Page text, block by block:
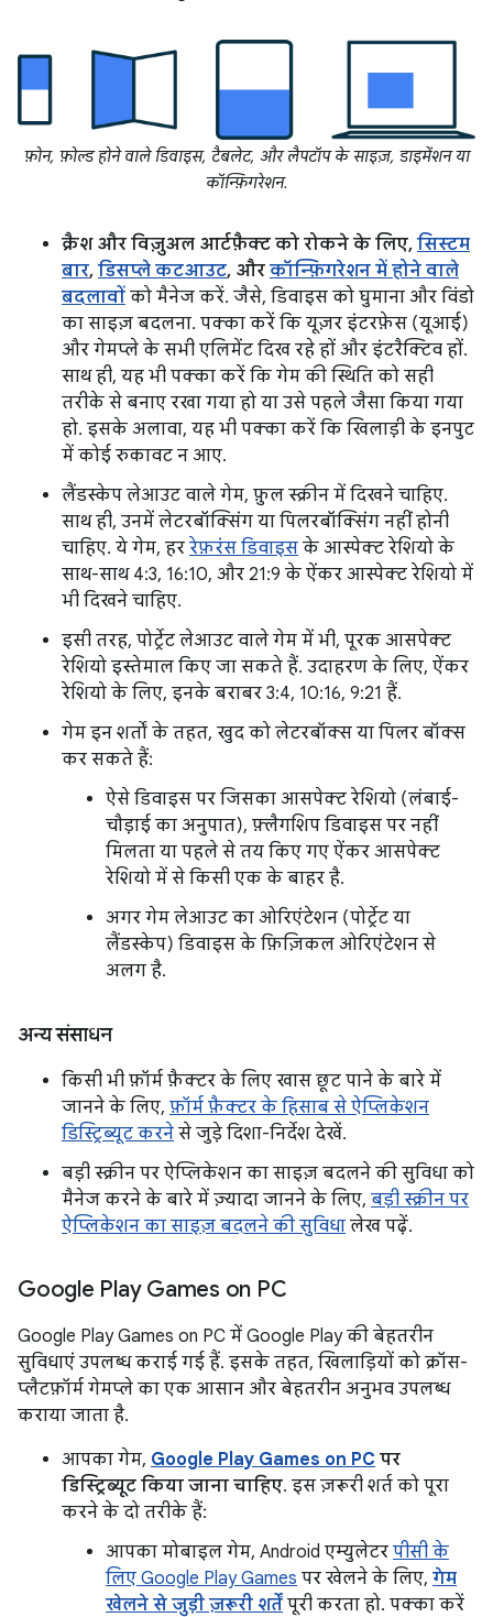
फ़ोन, फ़ोल्ड होने वाले डिवाइस, टैबलेट, और लैपटॉप के साइज़, डाइमेंशन या
कॉन्फ़िगरेशन.
क्रैश और विज़ुअल आर्टफ़ैक्ट को रोकने के लिए, सिस्टम
बार, डिसप्ले कटआउट, और कॉन्फ़िगरेशन में होने वाले
बदलावों को मैनेज करें. जैसे, डिवाइस को घुमाना और विंडो
का साइज़ बदलना. पक्का करें कि यूज़र इंटरफ़ेस (यूआई)
और गेमप्ले के सभी एलिमेंट दिख रहे हों और इंटरैक्टिव हों.
साथ ही, यह भी पक्का करें कि गेम की स्थिति को सही
तरीके से बनाए रखा गया हो या उसे पहले जैसा किया गया
हो. इसके अलावा, यह भी पक्का करें कि खिलाड़ी के इनपुट
में कोई रुकावट न आए.
लैंडस्केप लेआउट वाले गेम, फ़ुल स्क्रीन में दिखने चाहिए.
साथ ही, उनमें लेटरबॉक्सिंग या पिलरबॉक्सिंग नहीं होनी
चाहिए. ये गेम, हर रेफ़रंस डिवाइस के आस्पेक्ट रेशियो के
साथ-साथ 4:3, 16:10, और 21:9 के ऐंकर आस्पेक्ट रेशियो में
भी दिखने चाहिए.
इसी तरह, पोर्ट्रेट लेआउट वाले गेम में भी, पूरक आसपेक्ट
रेशियो इस्तेमाल किए जा सकते हैं. उदाहरण के लिए, ऐंकर
रेशियो के लिए, इनके बराबर 3:4, 10:16, 9:21 हैं.
गेम इन शर्तों के तहत, खुद को लेटरबॉक्स या पिलर बॉक्स
कर सकते हैं:
ऐसे डिवाइस पर जिसका आसपेक्ट रेशियो (लंबाई-
चौड़ाई का अनुपात), फ़्लैगशिप डिवाइस पर नहीं
मिलता या पहले से तय किए गए ऐंकर आसपेक्ट
रेशियो में से किसी एक के बाहर है.
अगर गेम लेआउट का ओरिएंटेशन (पोर्ट्रेट या
लैंडस्केप) डिवाइस के फ़िज़िकल ओरिएंटेशन से
अलग है.
अन्य संसाधन
किसी भी फ़ॉर्म फ़ैक्टर के लिए खास छूट पाने के बारे में
जानने के लिए, फ़ॉर्म फ़ैक्टर के हिसाब से ऐप्लिकेशन
डिस्ट्रिब्यूट करने से जुड़े दिशा-निर्देश देखें.
बड़ी स्क्रीन पर ऐप्लिकेशन का साइज़ बदलने की सुविधा को
मैनेज करने के बारे में ज़्यादा जानने के लिए, बड़ी स्क्रीन पर
ऐप्लिकेशन का साइज़ बदलने की सुविधा लेख पढ़ें.
Google Play Games on PC
Google Play Games on PC में Google Play की बेहतरीन
सुविधाएं उपलब्ध कराई गई हैं. इसके तहत, खिलाड़ियों को क्रॉस-
प्लैटफ़ॉर्म गेमप्ले का एक आसान और बेहतरीन अनुभव उपलब्ध
कराया जाता है.
आपका गेम, Google Play Games on PC पर
डिस्ट्रिब्यूट किया जाना चाहिए. इस ज़रूरी शर्त को पूरा
करने के दो तरीके हैं:
आपका मोबाइल गेम, Android एम्युलेटर पीसी के
लिए Google Play Games पर खेलने के लिए, गेम
खेलने से जुड़ी ज़रूरी शर्तें पूरी करता हो. पक्का करें